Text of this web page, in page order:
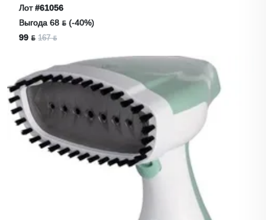
Лот#61056
Выгода 68 ƃ (-40%)
99 ƃ 167 ƃ